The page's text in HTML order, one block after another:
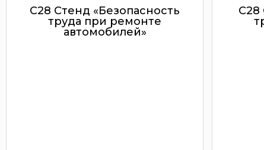
С28 Стенд «Безопасность
труда при ремонте
автомобилей»
С28